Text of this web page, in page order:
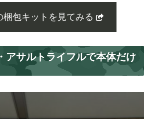
梱包キットを見てみる
アサルトライフルで本体だけ